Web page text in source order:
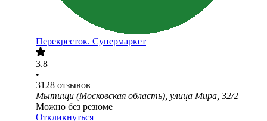
Перекресток. Супермаркет
3.8
•
3128 отзывов
Мытищи (Московская область), улица Мира, 32/2
Можно без резюме
Откликнуться